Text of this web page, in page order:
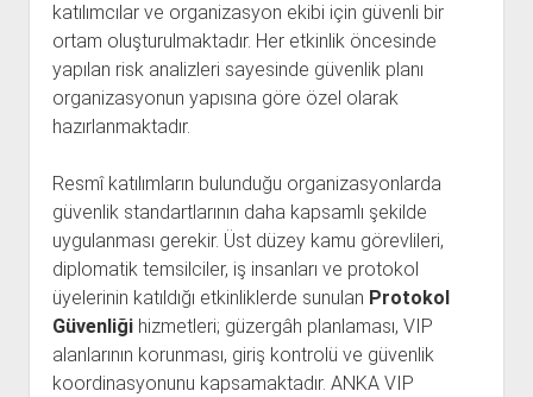
katılımcılar ve organizasyon ekibi için güvenli bir
ortam oluşturulmaktadır. Her etkinlik öncesinde
yapılan risk analizleri sayesinde güvenlik planı
organizasyonun yapısına göre özel olarak
hazırlanmaktadır.
Resmî katılımların bulunduğu organizasyonlarda
güvenlik standartlarının daha kapsamlı şekilde
uygulanması gerekir. Üst düzey kamu görevlileri,
diplomatik temsilciler, iş insanları ve protokol
üyelerinin katıldığı etkinliklerde sunulan Protokol
Güvenliğihizmetleri; güzergâh planlaması, VIP
alanlarının korunması, giriş kontrolü ve güvenlik
koordinasyonunu kapsamaktadır. ANKA VIP